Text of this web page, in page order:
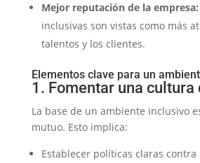
Mejor reputación de la empresa:
inclusivas son vistas como más
talentos y los clientes.
Elementos clave para un
1. Fomentar una cultura
La base de un ambiente inclusivo
mutuo. Esto implica:
Establecer políticas claras